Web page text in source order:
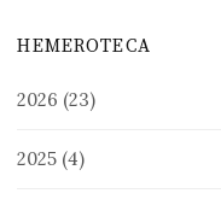
HEMEROTECA
2026 (23)
2025 (4)